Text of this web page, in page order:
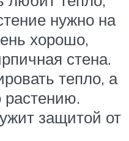
нужно на
хорошо,
стена.
тепло, а
растению.
защитой от